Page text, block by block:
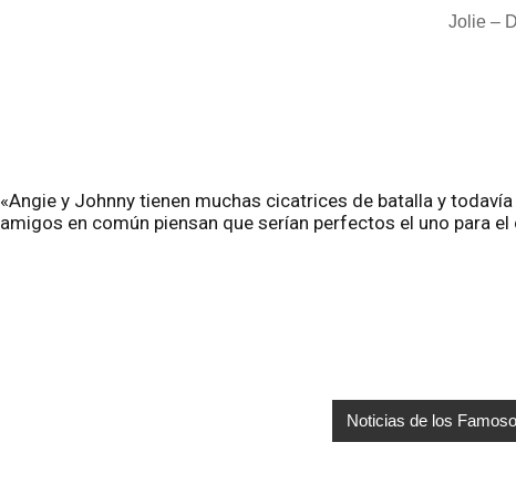
Jolie –
«Angie y Johnny tienen muchas cicatrices de batalla y
amigos en común piensan que serían perfectos el uno para el
Noticias de los